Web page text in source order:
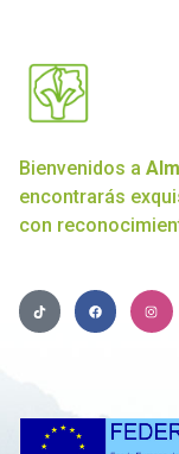
Bienvenidos a
encontrarás
con